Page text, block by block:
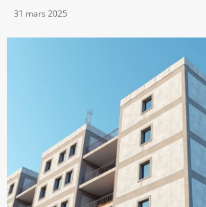
31 mars 2025